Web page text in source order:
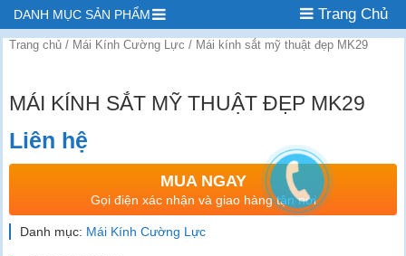
DANH MỤC SẢN PHẨM Trang Chủ
Trang chủ / Mái Kính Cường Lực / Mái kính sắt mỹ thuật đẹp MK29
MÁI KÍNH SẮT MỸ THUẬT ĐẸP MK29
Liên hệ
MUA NGAY
Gọi điện xác nhận và giao hàng tận nơi
Danh mục: Mái Kính Cường Lực